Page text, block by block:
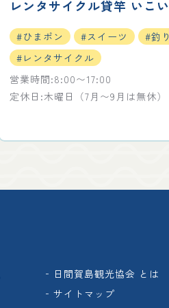
レンタサイクル貸竿 いこい
#ひまポン #スイーツ
#釣り
#レンタサイクル
営業時間:8:00〜17:00
定休日:木曜日（7月〜9月は無休）
日間賀島観光協会 とは
サイトマップ